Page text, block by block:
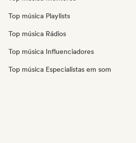
Top música Playlists
Top música Rádios
Top música Influenciadores
Top música Especialistas em som